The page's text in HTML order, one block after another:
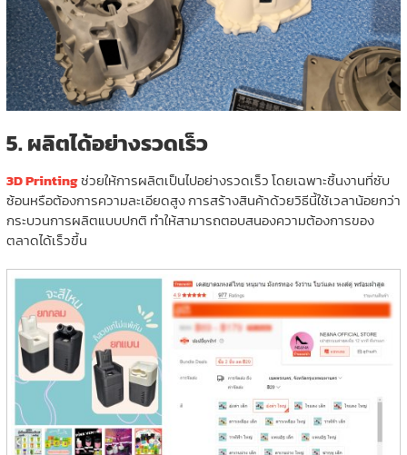
5.ผลิตได้อย่างรวดเร็ว
3D Printingช่วยให้การผลิตเป็นไปอย่างรวดเร็ว โดยเฉพาะชิ้นงานที่ซับ
ซ้อนหรือต้องการความละเอียดสูง การสร้างสินค้าด้วยวิธีนี้ใช้เวลาน้อยกว่า
กระบวนการผลิตแบบปกติ ทำให้สามารถตอบสนองความต้องการของ
ตลาดได้เร็วขึ้น